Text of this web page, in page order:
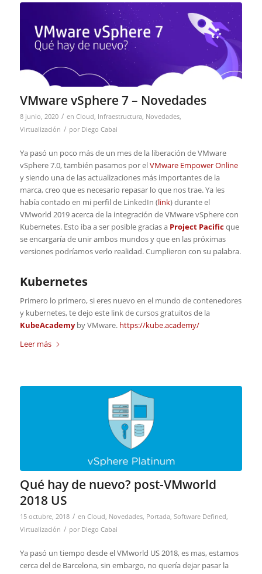
VMware vSphere 7 – Novedades
8 junio, 2020 / en Cloud, Infraestructura, Novedades,
Virtualización / por Diego Cabai
Ya pasó un poco más de un mes de la liberación de VMware
vSphere 7.0, también pasamos por elVMware Empower Online
y siendo una de las actualizaciones más importantes de la
marca, creo que es necesario repasar lo que nos trae. Ya les
había contado en mi perfil de LinkedIn (link) durante el
VMworld 2019 acerca de la integración de VMware vSphere con
Kubernetes. Esto iba a ser posible gracias a Project Pacificque
se encargaría de unir ambos mundos y que en las próximas
versiones podríamos verlo realidad. Cumplieron con su palabra.
Kubernetes
Primero lo primero, si eres nuevo en el mundo de contenedores
y kubernetes, te dejo este link de cursos gratuitos de la
KubeAcademyby VMware. https://kube.academy/
Leer más
Qué hay de nuevo? post-VMworld
2018 US
15 octubre, 2018 / en Cloud, Novedades, Portada, Software Defined,
Virtualización / por Diego Cabai
Ya pasó un tiempo desde el VMworld US 2018, es mas, estamos
cerca del de Barcelona, sin embargo, no quería dejar pasar la